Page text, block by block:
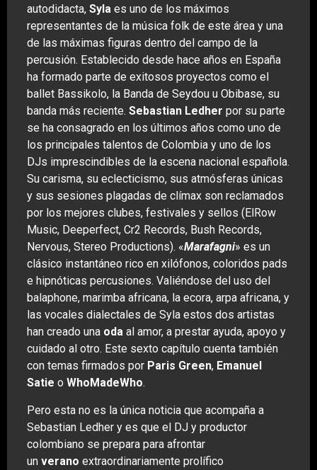
autodidacta, Syla es uno de los máximos
representantes de la música folk de este área y una
de las máximas figuras dentro del campo de la
percusión. Establecido desde hace años en España
ha formado parte de exitosos proyectos como el
ballet Bassikolo, la Banda de Seydou u Obibase, su
banda más reciente. Sebastian Ledher por su parte
se ha consagrado en los últimos años como uno de
los principales talentos de Colombia y uno de los
DJs imprescindibles de la escena nacional española.
Su carisma, su eclecticismo, sus atmósferas únicas
y sus sesiones plagadas de clímax son reclamados
por los mejores clubes, festivales y sellos (ElRow
Music, Deeperfect, Cr2 Records, Bush Records,
Nervous, Stereo Productions). «Marafagni» es un
clásico instantáneo rico en xilófonos, coloridos pads
e hipnóticas percusiones. Valiéndose del uso del
balaphone, marimba africana, la ecora, arpa africana, y
las vocales dialectales de Syla estos dos artistas
han creado una oda al amor, a prestar ayuda, apoyo y
cuidado al otro. Este sexto capítulo cuenta también
con temas firmados por Paris Green, Emanuel
Satie o WhoMadeWho.
Pero esta no es la única noticia que acompaña a
Sebastian Ledher y es que el DJ y productor
colombiano se prepara para afrontar
un verano extraordinariamente prolífico